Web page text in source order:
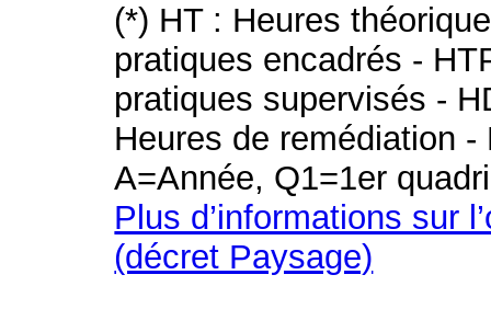
(*) HT : Heures
pratiques encadrés -
pratiques supervisés -
Heures de remédiation
A=Année, Q1=1er
Plus d’informations sur
(décret Paysage)